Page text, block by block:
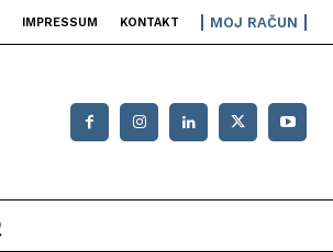
IMPRESSUM KONTAKT MOJ RAČUN